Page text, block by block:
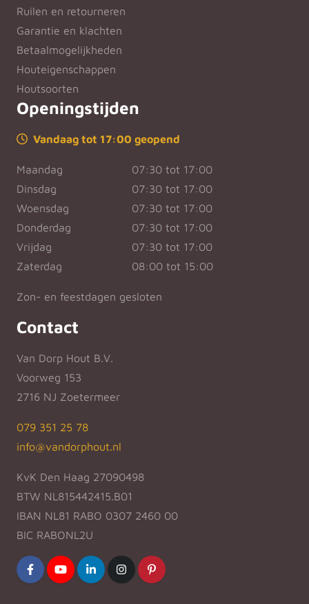
Ruilen en retourneren
Garantie en klachten
Betaalmogelijkheden
Houteigenschappen
Houtsoorten
Openingstijden
Vandaag tot 17:00 geopend
Maandag
07:30 tot 17:00
Dinsdag
07:30 tot 17:00
Woensdag
07:30 tot 17:00
Donderdag
07:30 tot 17:00
Vrijdag
07:30 tot 17:00
Zaterdag
08:00 tot 15:00
Zon- en feestdagen gesloten
Contact
Van Dorp Hout B.V.
Voorweg 153
2716 NJ Zoetermeer
079 351 25 78
info@vandorphout.nl
KvK Den Haag 27090498
BTW NL815442415.B01
IBAN NL81 RABO 0307 2460 00
BIC RABONL2U